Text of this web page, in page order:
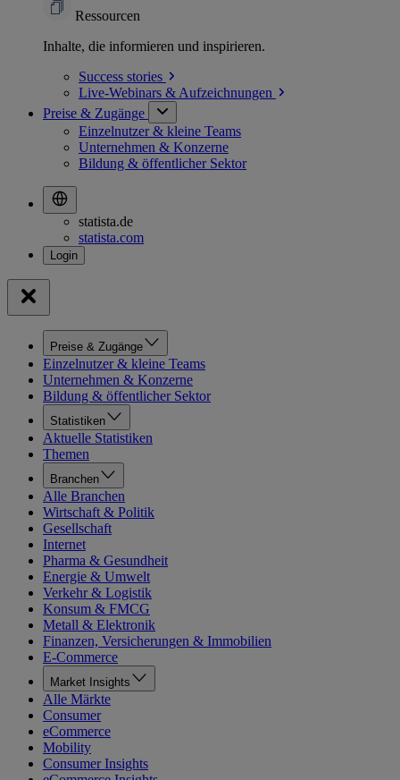
Ressourcen
Inhalte, die informieren und inspirieren.
Success stories
Live-Webinars & Aufzeichnungen
Preise & Zugänge
Einzelnutzer & kleine Teams
Unternehmen & Konzerne
Bildung & öffentlicher Sektor
statista.de
statista.com
Preise & Zugänge
Einzelnutzer & kleine Teams
Unternehmen & Konzerne
Bildung & öffentlicher Sektor
Statistiken
Aktuelle Statistiken
Themen
Branchen
Alle Branchen
Wirtschaft & Politik
Gesellschaft
Internet
Pharma & Gesundheit
Energie & Umwelt
Verkehr & Logistik
Konsum & FMCG
Metall & Elektronik
Finanzen, Versicherungen & Immobilien
E-Commerce
Market Insights
Alle Märkte
Consumer
eCommerce
Mobility
Consumer Insights